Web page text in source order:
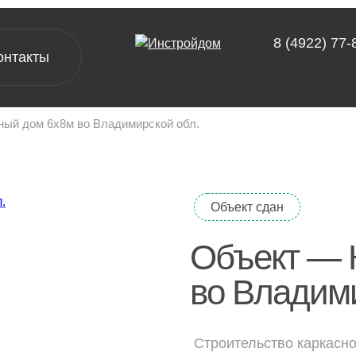
8 (4922) 77-
Одноэтажные дома
[ выставочный дом-офис ]
дом 6х8м во Владимирской обл.
Объект сдан
Объект —
во
Строительство